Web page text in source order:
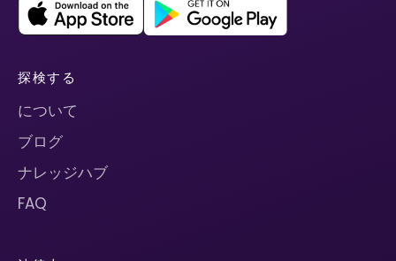
探検する
について
ブログ
ナレッジハブ
FAQ